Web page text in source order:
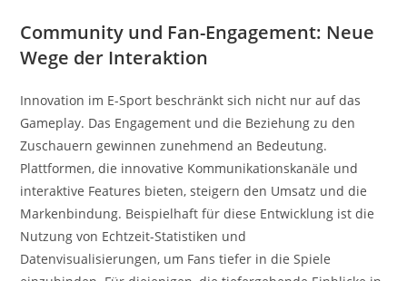
Community und Fan-Engagement: Neue
Wege der Interaktion
Innovation im E-Sport beschränkt sich nicht nur auf das
Gameplay. Das Engagement und die Beziehung zu den
Zuschauern gewinnen zunehmend an Bedeutung.
Plattformen, die innovative Kommunikationskanäle und
interaktive Features bieten, steigern den Umsatz und die
Markenbindung. Beispielhaft für diese Entwicklung ist die
Nutzung von Echtzeit-Statistiken und
Datenvisualisierungen, um Fans tiefer in die Spiele